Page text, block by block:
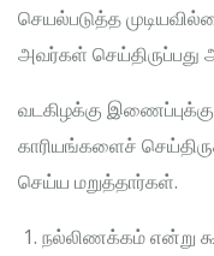
செயல்படுத்த
அவர்கள் செய்திருப்பது
வடகிழக்கு
காரியங்களைச்
செய்ய மறுத்தார்கள்.
நல்லிணக்கம் என்று